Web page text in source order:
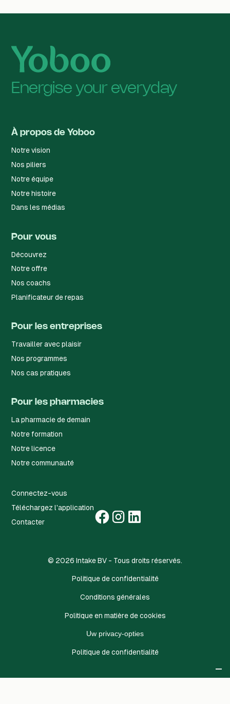
Energise your everyday
À propos de Yoboo
Notre vision
Nos piliers
Notre équipe
Notre histoire
Dans les médias
Pour vous
Découvrez
Notre offre
Nos coachs
Planificateur de repas
Pour les entreprises
Travailler avec plaisir
Nos programmes
Nos cas pratiques
Pour les pharmacies
La pharmacie de demain
Notre formation
Notre licence
Notre communauté
Connectez-vous
Téléchargez l'application
Contacter
© 2026 Intake BV - Tous droits réservés.
Politique de confidentialité
Conditions générales
Politique en matière de cookies
Uw privacy-opties
Politique de confidentialité